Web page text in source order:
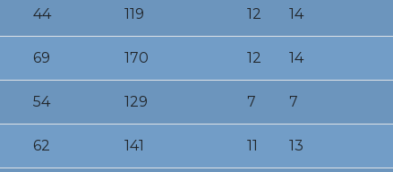
44 119 12 14
69 170 12 14
54 129 7 7
62 141 11 13